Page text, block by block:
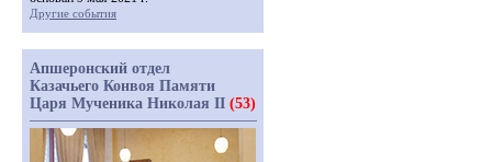
Другие события
Апшеронский отдел
Казачьего Конвоя Памяти
Царя Мученика Николая II (53)